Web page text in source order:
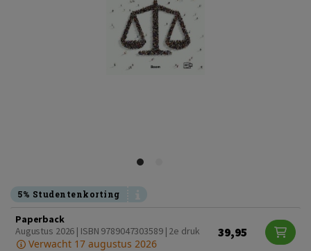
5% Studentenkorting
Paperback
Augustus 2026 | ISBN 9789047303589 | 2e druk
Verwacht 17 augustus 2026
39,95